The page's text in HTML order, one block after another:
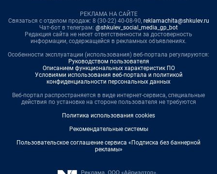
РЕКЛАМА НА САЙТЕ
Связаться с отделом продаж: 8 (30-22) 40-08-90, reklamachita@shkulev.ru
Чат-бот в телеграм: @shkulev_social_media_gp_bot
Редакция сайта не несет ответственности за достоверность
информации, содержащейся в рекламных объявлениях.
Особенности эксплуатации (использования) веб-портала регулируются:
Руководством пользователя
Описанием функциональных характеристик ПО
Условиями использования веб-портала и политикой
конфиденциальности персональных данных
Веб-портал распространяется в виде интернет-сервиса, специальные
действия по установке на стороне пользователя не требуются
Политика использования cookies
Рекомендательные системы
Пользовательское соглашение сервиса «Подписка без баннерной
рекламы»